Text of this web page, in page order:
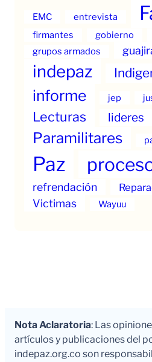
EMC entrevista
firmantes gobierno
grupos armados
indepaz
informe jep
Lecturas lideres
Paramilitares
Paz
refrendación
Victimas
Wayuu
Nota Aclaratoria: Las
artículos y publicaciones del
indepaz.org.co son